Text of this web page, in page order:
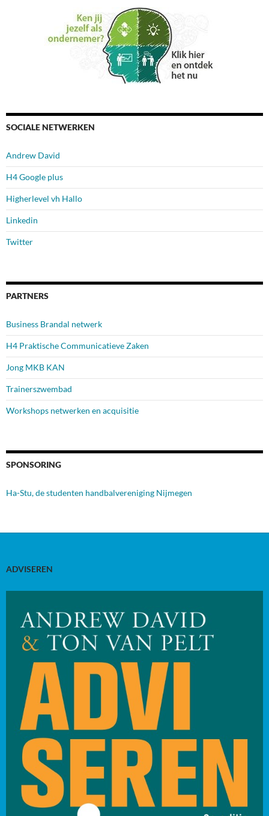
SOCIALE NETWERKEN
Andrew David
H4 Google plus
Higherlevel vh Hallo
Linkedin
Twitter
PARTNERS
Business Brandal netwerk
H4 Praktische Communicatieve Zaken
Jong MKB KAN
Trainerszwembad
Workshops netwerken en acquisitie
SPONSORING
Ha-Stu, de studenten handbalvereniging Nijmegen
ADVISEREN